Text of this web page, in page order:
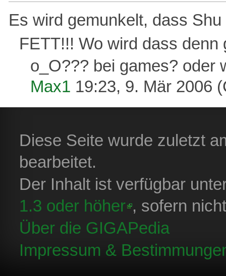
Es wird gemunkelt, dass
FETT!!! Wo wird dass denn
o_O??? bei games? oder
Max1 19:23, 9. Mär 2006
Diese Seite wurde zuletzt
bearbeitet.
Der Inhalt ist verfügbar
1.3 oder höher , sofern
Über die GIGAPedia
Impressum &